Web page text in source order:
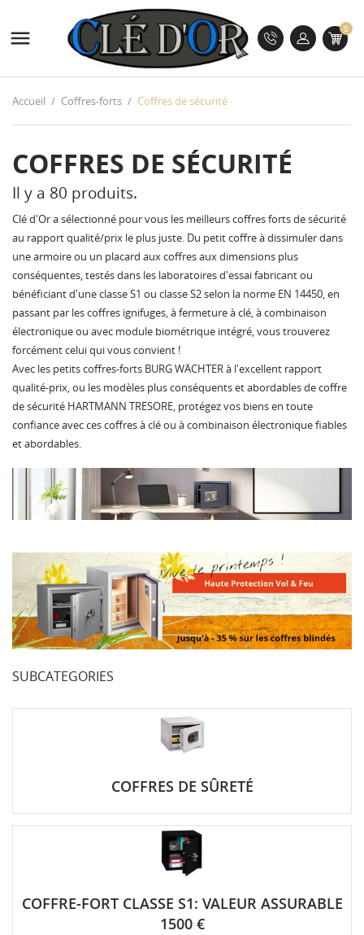
 0
Accueil Coffres-forts Coffres de sécurité
COFFRES DE SÉCURITÉ
Il y a 80 produits.
Clé d'Or a sélectionné pour vous les meilleurs coffres forts de sécurité
au rapport qualité/prix le plus juste. Du petit coffre à dissimuler dans
une armoire ou un placard aux coffres aux dimensions plus
conséquentes, testés dans les laboratoires d'essai fabricant ou
bénéficiant d'une classe S1 ou classe S2 selon la norme EN 14450, en
passant par les coffres ignifuges, à fermeture à clé, à combinaison
électronique ou avec module biométrique intégré, vous trouverez
forcément celui qui vous convient !
Avec les petits coffres-forts BURG WÄCHTER à l'excellent rapport
qualité-prix, ou les modèles plus conséquents et abordables de coffre
de sécurité HARTMANN TRESORE, protégez vos biens en toute
confiance avec ces coffres à clé ou à combinaison électronique fiables
et abordables.
SUBCATEGORIES
COFFRES DE SÛRETÉ
COFFRE-FORT CLASSE S1: VALEUR ASSURABLE
1500 €